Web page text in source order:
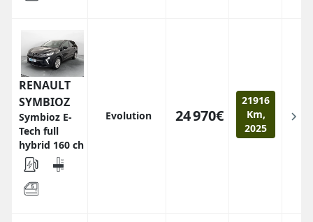
RENAULT
SYMBIOZ
Symbioz E-
Tech full
hybrid 160 ch
Evolution 24 970€
21916
Km,
2025